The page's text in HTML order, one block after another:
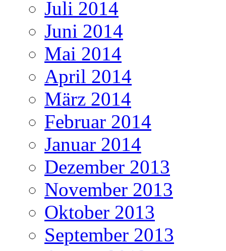
Juli 2014
Juni 2014
Mai 2014
April 2014
März 2014
Februar 2014
Januar 2014
Dezember 2013
November 2013
Oktober 2013
September 2013